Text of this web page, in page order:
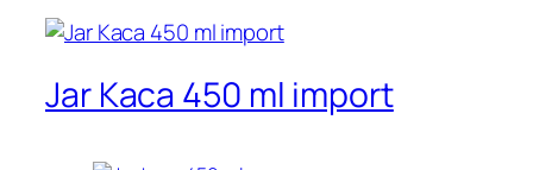
Jar Kaca 450 ml import